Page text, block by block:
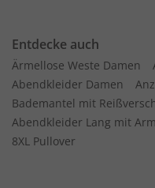
Entdecke auch
Ärmellose Weste Damen
Abendkleider Damen
Bademantel mit
Abendkleider Lang mit Arm
8XL Pullover